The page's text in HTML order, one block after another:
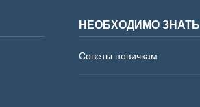
НЕОБХОДИМО ЗНАТЬ
Советы новичкам